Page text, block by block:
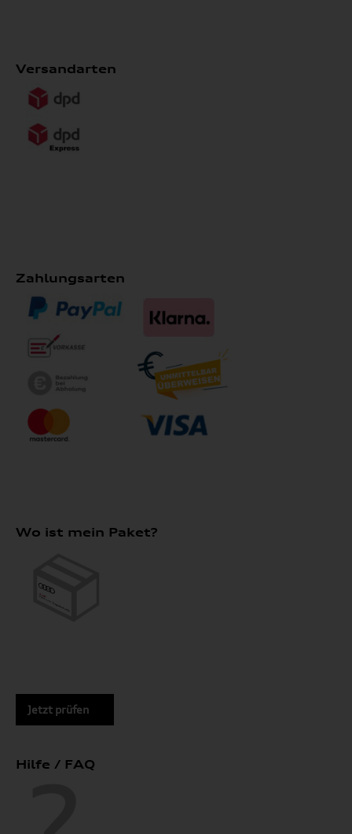
Versandarten
Zahlungsarten
Wo ist mein Paket?
Jetzt prüfen
Hilfe / FAQ